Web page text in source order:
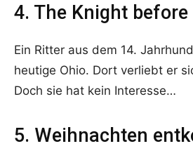
4. The Knight
Ein Ritter aus dem 14.
heutige Ohio. Dort verliebt er
Doch sie hat kein Interesse…
5. Weihnachten